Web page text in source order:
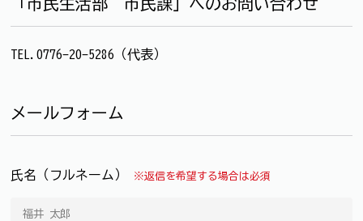
TEL.0776-20-5286（代表）
メールフォーム
氏名（フルネーム） ※返信を希望する場合は必須